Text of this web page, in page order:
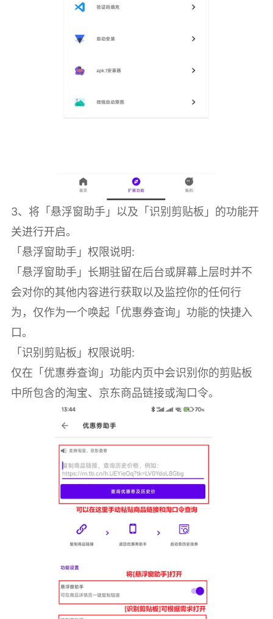
3、将「悬浮窗助手」以及「识别剪贴板」的功能开
关进行开启。
「悬浮窗助手」权限说明:
「悬浮窗助手」长期驻留在后台或屏幕上层时并不
会对你的其他内容进行获取以及监控你的任何行
为，仅作为一个唤起「优惠券查询」功能的快捷入
口。
「识别剪贴板」权限说明:
仅在「优惠券查询」功能内页中会识别你的剪贴板
中所包含的淘宝、京东商品链接或淘口令。